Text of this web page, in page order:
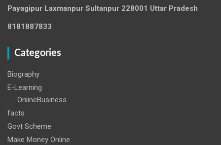
Payagipur Laxmanpur Sultanpur 228001 Uttar Pradesh
8181887833
Categories
Biography
E-Learning
OnlineBusiness
facts
Govt Scheme
Make Money Online